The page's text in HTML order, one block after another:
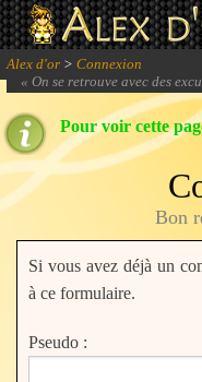
Actualités
Session 2026
Archives
Forum
Communauté
Alex d'or > Connexion
« On se retrouve avec des
imaginez que ça se passe
Pour voir cette
Bon
Si vous avez déjà un
à ce formulaire.
Pseudo :